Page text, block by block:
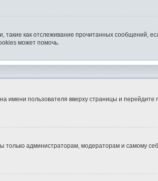
как отслеживание прочитанных сообщений,
может помочь.
имени пользователя вверху страницы и перейдите
только администраторам, модераторам и самому